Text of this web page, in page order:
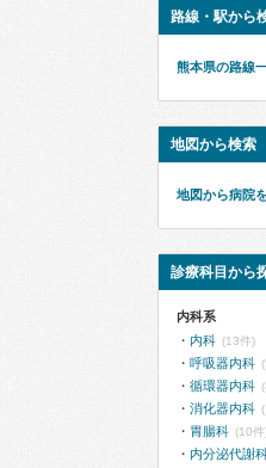
路線・駅から
熊本県の路線
地図から検索
地図から病院
診療科目から
内科系
内科 (13件)
呼吸器内科
循環器内科
消化器内科
胃腸科 (10件
内分泌代謝